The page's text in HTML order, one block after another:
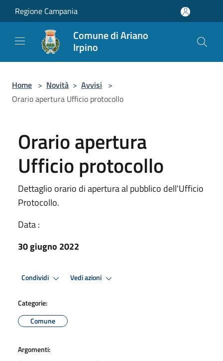
Salta al contenuto principale
Regione Campania
Comune di Ariano
Irpino
Home > Novità > Avvisi >
Orario apertura Ufficio protocollo
Orario apertura
Ufficio protocollo
Dettaglio orario di apertura al pubblico dell'Ufficio
Protocollo.
Data :
30 giugno 2022
Condividi Vedi azioni
Categorie:
Comune
Argomenti: